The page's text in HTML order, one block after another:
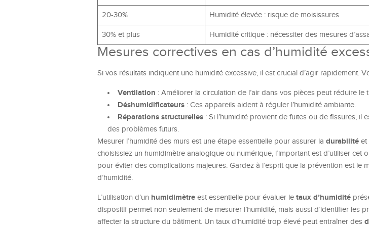
20-30% Humidité élevée : risque de moisissures
30% et plus Humidité critique : nécessiter des mesures
Mesures correctives en cas d’humidité
Si vos résultats indiquent une humidité excessive, il est crucial d’agir rapidement.
Ventilation : Améliorer la circulation de l’air dans vos pièces peut réduire le
Déshumidificateurs : Ces appareils aident à réguler l’humidité ambiante.
Réparations structurelles : Si l’humidité provient de fuites ou de fissures, il
des problèmes futurs.
Mesurer l’humidité des murs est une étape essentielle pour assurer la durabilité et
choisissiez un humidimètre analogique ou numérique, l’important est d’utiliser cet
pour éviter des complications majeures. Gardez à l’esprit que la prévention est le
d’humidité.
L’utilisation d’un humidimètre est essentielle pour évaluer le taux d’humidité
dispositif permet non seulement de mesurer l’humidité, mais aussi d’identifier les
affecter la structure du bâtiment. Un taux d’humidité trop élevé peut entraîner des